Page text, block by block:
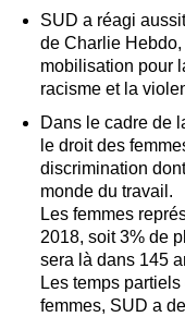
SUD a réagi
de Charlie
mobilisation pour
racisme et la
Dans le cadre de
le droit des
discrimination
monde du travail.
Les femmes
2018, soit 3% de
sera là dans 145
Les temps
femmes, SUD a